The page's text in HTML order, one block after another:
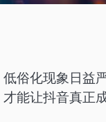
俗化现象日益
能让抖音真正